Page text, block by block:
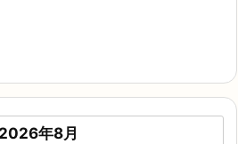
2026年8月